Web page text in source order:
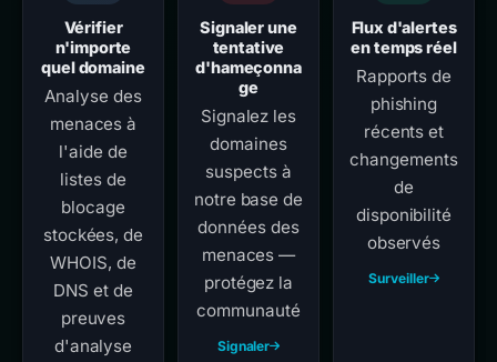
Vérifier
n'importe
quel domaine
Analyse des
menaces à
l'aide de
listes de
blocage
stockées, de
WHOIS, de
DNS et de
preuves
d'analyse
Signaler une
tentative
d'hameçonna
ge
Signalez les
domaines
suspects à
notre base de
données des
menaces —
protégez la
communauté
Signaler
Flux d'alertes
en temps réel
Rapports de
phishing
récents et
changements
de
disponibilité
observés
Surveiller